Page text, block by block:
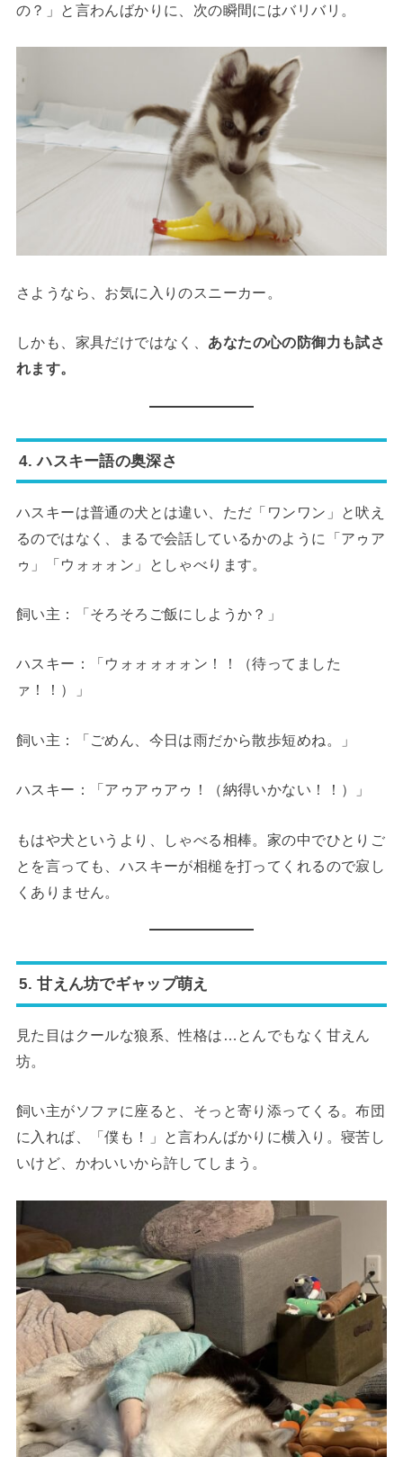
の？」と言わんばかりに、次の瞬間にはバリバリ。
さようなら、お気に入りのスニーカー。
しかも、家具だけではなく、 あなたの心の防御力も試さ
れます。
4. ハスキー語の奥深さ
ハスキーは普通の犬とは違い、ただ「ワンワン」と吠え
るのではなく、まるで会話しているかのように「アゥア
ゥ」「ウォォォン」としゃべります。
飼い主：「そろそろご飯にしようか？」
ハスキー：「ウォォォォォン！！（待ってました
ァ！！）」
飼い主：「ごめん、今日は雨だから散歩短めね。」
ハスキー：「アゥアゥアゥ！（納得いかない！！）」
もはや犬というより、しゃべる相棒。家の中でひとりご
とを言っても、ハスキーが相槌を打ってくれるので寂し
くありません。
5. 甘えん坊でギャップ萌え
見た目はクールな狼系、性格は…とんでもなく甘えん
坊。
飼い主がソファに座ると、そっと寄り添ってくる。布団
に入れば、「僕も！」と言わんばかりに横入り。寝苦し
いけど、かわいいから許してしまう。